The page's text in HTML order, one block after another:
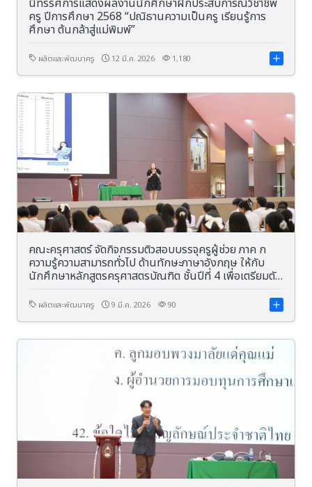
นิทรรศการแสดงผลงานนักศึกษาฝึกประสบการณ์วิชาชีพ
ครู ปีการศึกษา 2568 “ปณิธานความเป็นครู เรียนรู้การ
ศึกษา ต้นกล้าสู่แม่พิมพ์”
ผลิตและพัฒนาครู 12 มี.ค. 2026 1,180
คณะครุศาสตร์ จัดกิจกรรมติวสอบบรรจุครูผู้ช่วย ภาค ก
ความรู้ความสามารถทั่วไป ด้านทักษะภาษาอังกฤษ ให้กับ
นักศึกษาหลักสูตรครุศาสตรบัณฑิต ชั้นปีที่ 4 เพื่อเตรียมตัว
ผลิตและพัฒนาครู 9 มี.ค. 2026 90